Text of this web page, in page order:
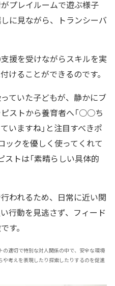
プレイルームで遊ぶ様子
に見ながら、トランシーバ
援を受けながらスキルを実
けることができるのです。
ていた子どもが、静かにブ
ストから養育者へ「○○ち
いますね」と注目すべきポ
ックを優しく使ってくれて
ストは「素晴らしい具体的
われるため、日常に近い関
行動を見逃さず、フィード
す。
の適切で特別な対人関係の中で、安全な環境
や考えを表現したり探索したりするのを促進